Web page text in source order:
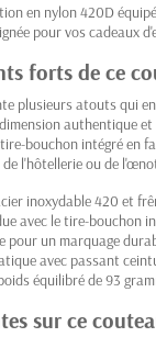
en nylon 420D
pour vos cadeaux
forts de ce
plusieurs atouts qui
authentique
bouchon intégré en
l'hôtellerie ou de
inoxydable 420 et
avec le tire-bouchon
pour un marquage
avec passant
équilibré de 93
sur ce